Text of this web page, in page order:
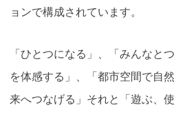
ョンで構成されています。
「ひとつになる」、「みんなと
を体感する」、「都市空間で自
来へつなげる」それと「遊ぶ、使